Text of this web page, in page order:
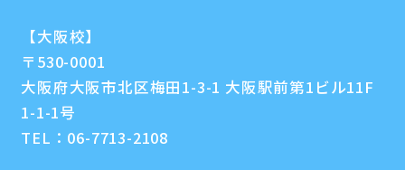
【大阪校】
〒530-0001
大阪府大阪市北区梅田1-3-1 大阪駅前第1ビル11F
1-1-1号
TEL： 06-7713-2108